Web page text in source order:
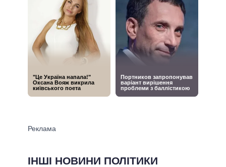
ІНШІ НОВИНИ ПОЛІТИКИ